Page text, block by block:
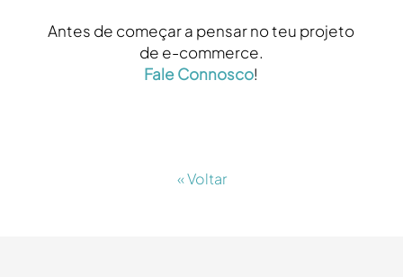
Antes de começar a pensar no teu projeto
de e-commerce.
Fale Connosco!
« Voltar